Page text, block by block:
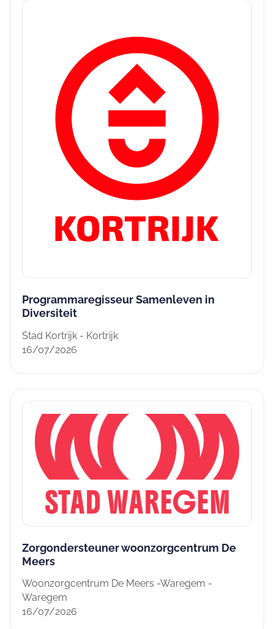
Programmaregisseur Samenleven in
Diversiteit
Stad Kortrijk - Kortrijk
16/07/2026
Zorgondersteuner woonzorgcentrum De
Meers
Woonzorgcentrum De Meers -Waregem -
Waregem
16/07/2026